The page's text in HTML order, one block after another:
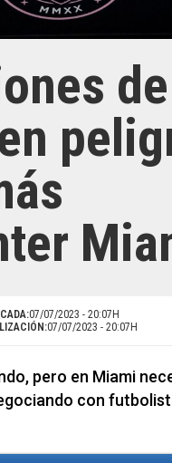
07/07/2023 - 20:07H
07/07/2023 - 20:07H
pero en Miami
con